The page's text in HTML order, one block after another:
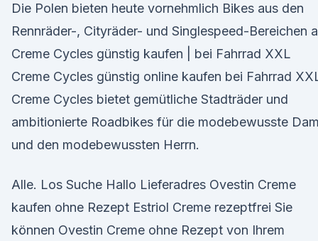
Die Polen bieten heute vornehmlich Bikes aus den
Rennräder-, Cityräder- und Singlespeed-Bereichen
Creme Cycles günstig kaufen | bei Fahrrad XXL
Creme Cycles günstig online kaufen bei Fahrrad
Creme Cycles bietet gemütliche Stadträder und
ambitionierte Roadbikes für die modebewusste
und den modebewussten Herrn.
Alle. Los Suche Hallo Lieferadres Ovestin Creme
kaufen ohne Rezept Estriol Creme rezeptfrei Sie
können Ovestin Creme ohne Rezept von Ihrem